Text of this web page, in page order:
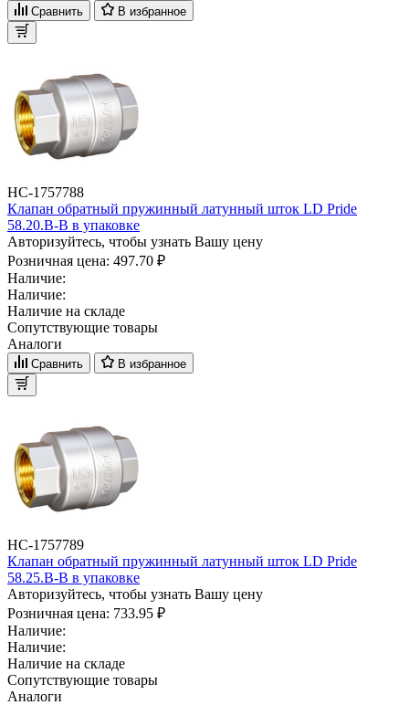
Сравнить В избранное
НС-1757788
Клапан обратный пружинный латунный шток LD Pride
58.20.В-В в упаковке
Авторизуйтесь, чтобы узнать Вашу цену
Розничная цена: 497.70 ₽
Наличие:
Наличие:
Наличие на складе
Сопутствующие товары
Аналоги
Сравнить В избранное
НС-1757789
Клапан обратный пружинный латунный шток LD Pride
58.25.В-В в упаковке
Авторизуйтесь, чтобы узнать Вашу цену
Розничная цена: 733.95 ₽
Наличие:
Наличие:
Наличие на складе
Сопутствующие товары
Аналоги